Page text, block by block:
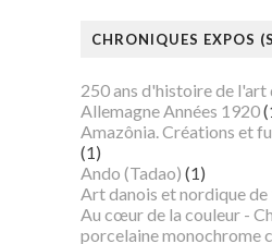
CHRONIQUES EXPOS
250 ans d'histoire de l'art
Allemagne Années 1920
Amazônia. Créations et
(1)
Ando (Tadao) (1)
Art danois et nordique
Au cœur de la couleur -
porcelaine monochrome